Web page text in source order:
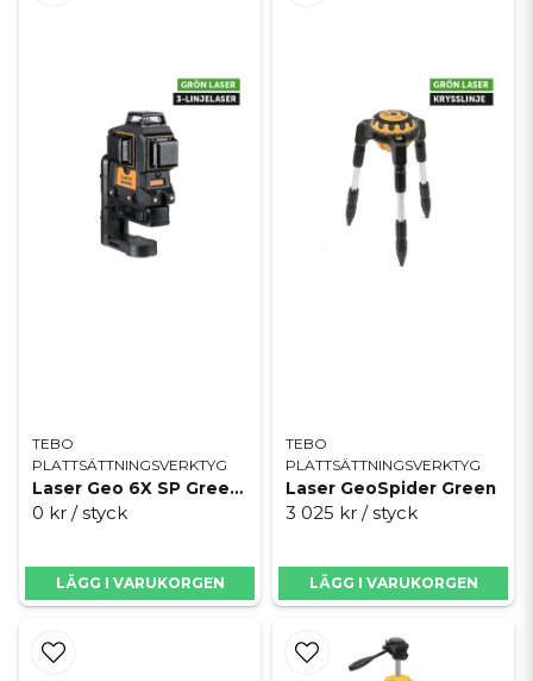
i ditt nya kök, eller ett yrkesproffs i behov av en avancerad
trehundrasextio-graders laser med grön stråle för dagligt bruk på
stora entreprenader, så har vi exakt det du behöver i vårt lager.
Utforska vårt utbud av pålitliga lasrar och tillbehör, och beställ dina
mätverktyg snabbt, enkelt och tryggt online hos oss redan idag.
TEBO
PLATTSÄTTNINGSVERKTYG
Laser Geo 6X SP Green Kit Softbag
0 kr / styck
LÄGG I VARUKORGEN
TEBO
PLATTSÄTTNINGSVERKTYG
Laser GeoSpider Green
3 025 kr / styck
LÄGG I VARUKORGEN